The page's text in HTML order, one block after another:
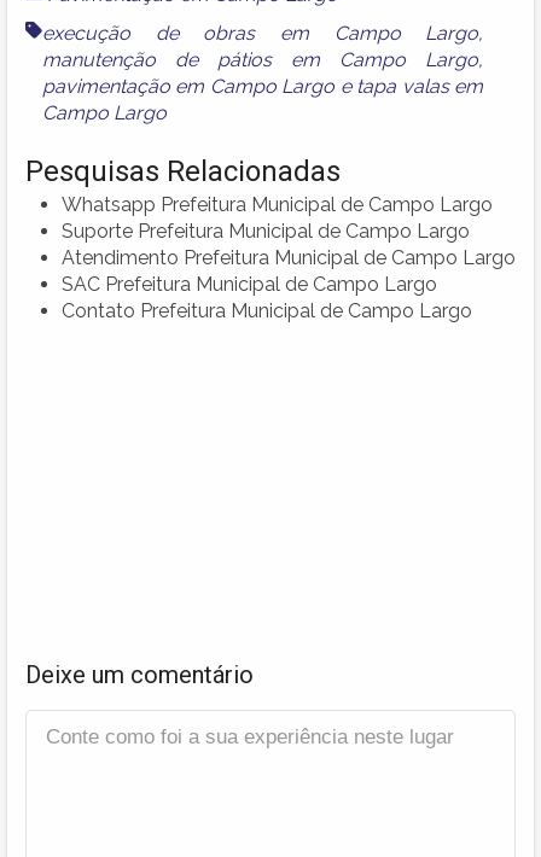
execução de obras em Campo Largo,
manutenção de pátios em Campo Largo,
pavimentação em Campo Largo e tapa valas em
Campo Largo
Pesquisas Relacionadas
Whatsapp Prefeitura Municipal de Campo Largo
Suporte Prefeitura Municipal de Campo Largo
Atendimento Prefeitura Municipal de Campo Largo
SAC Prefeitura Municipal de Campo Largo
Contato Prefeitura Municipal de Campo Largo
Deixe um comentário